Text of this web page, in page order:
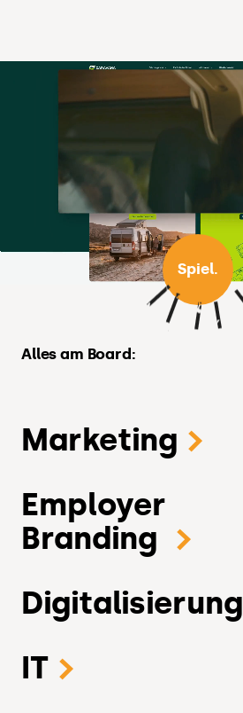
Spiel.
Alles am Board:
Marketing
Employer
Branding
Digitalisierung
IT